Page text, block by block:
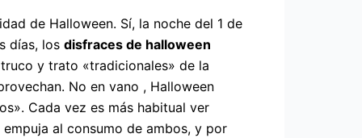
de Halloween. Sí, la noche del 1 de
días, los disfraces de halloween
y trato «tradicionales» de la
No en vano , Halloween
Cada vez es más habitual ver
al consumo de ambos, y por